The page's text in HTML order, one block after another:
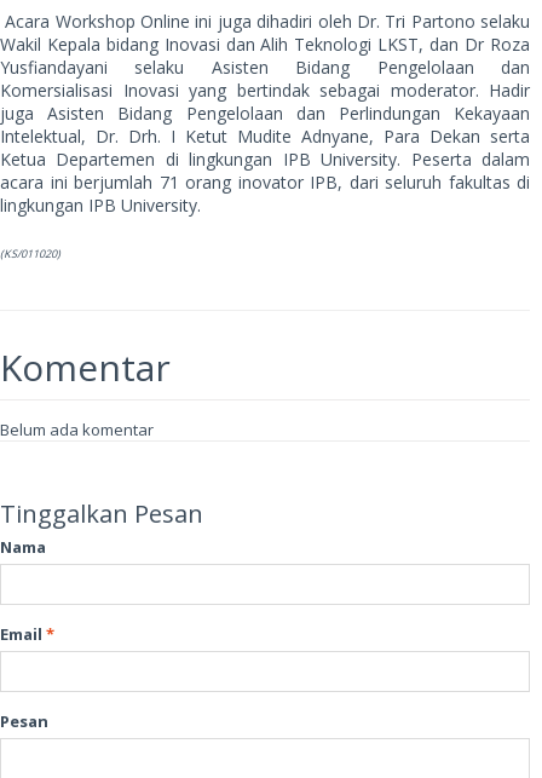
Acara Workshop Online ini juga dihadiri oleh Dr. Tri Partono selaku
Wakil Kepala bidang Inovasi dan Alih Teknologi LKST, dan Dr Roza
Yusfiandayani selaku Asisten Bidang Pengelolaan dan
Komersialisasi Inovasi yang bertindak sebagai moderator. Hadir
juga Asisten Bidang Pengelolaan dan Perlindungan Kekayaan
Intelektual, Dr. Drh. I Ketut Mudite Adnyane, Para Dekan serta
Ketua Departemen di lingkungan IPB University. Peserta dalam
acara ini berjumlah 71 orang inovator IPB, dari seluruh fakultas di
lingkungan IPB University.
(KS/011020)
Komentar
Belum ada komentar
Tinggalkan Pesan
Nama
Email *
Pesan